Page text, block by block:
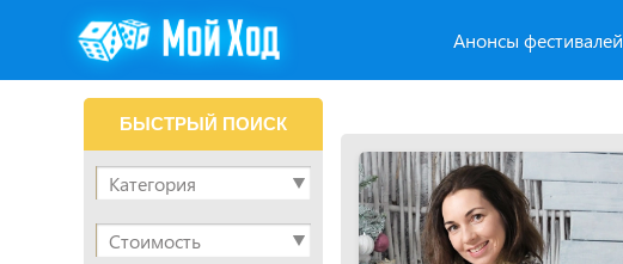
Анонсы фестивалей
БЫСТРЫЙ ПОИСК